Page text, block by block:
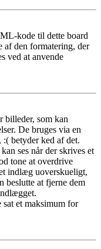
kode til dette board
af den formatering, der
ved at anvende
billeder, som kan
De bruges via en
betyder ked af det.
ses når der skrives et
tone at overdrive
indlæg uoverskueligt,
beslutte at fjerne dem
sat et maksimum for